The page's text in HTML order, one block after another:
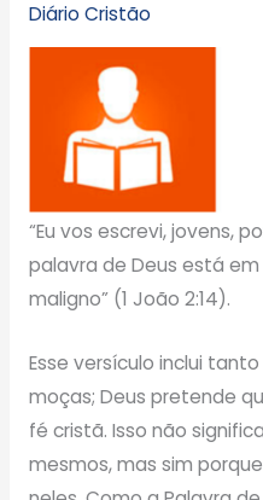
Diário Cristão
“Eu vos escrevi, jovens,
palavra de Deus está
maligno” (1 João 2:14).
Esse versículo inclui
moças; Deus pretende
fé cristã. Isso não
mesmos, mas sim